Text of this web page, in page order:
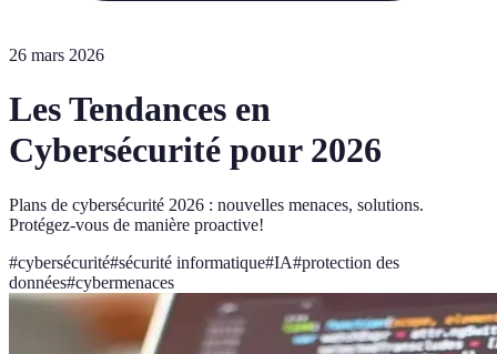
26 mars 2026
Les Tendances en
Cybersécurité pour 2026
Plans de cybersécurité 2026 : nouvelles menaces, solutions.
Protégez-vous de manière proactive!
#cybersécurité#sécurité informatique#IA#protection des
données#cybermenaces